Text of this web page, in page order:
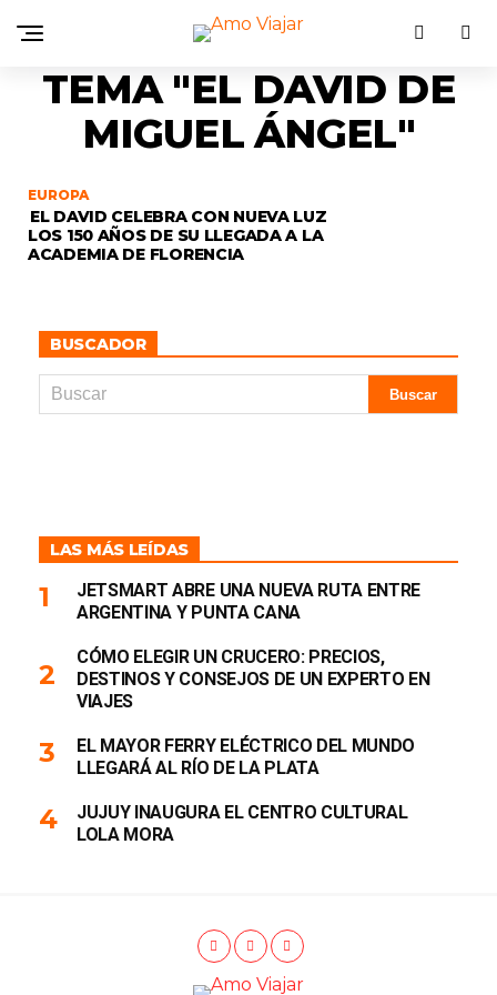
TEMA "EL DAVID DE
MIGUEL ÁNGEL"
EUROPA
EL DAVID CELEBRA CON NUEVA LUZ
LOS 150 AÑOS DE SU LLEGADA A LA
ACADEMIA DE FLORENCIA
BUSCADOR
LAS MÁS LEÍDAS
JETSMART ABRE UNA NUEVA RUTA ENTRE
ARGENTINA Y PUNTA CANA
CÓMO ELEGIR UN CRUCERO: PRECIOS,
DESTINOS Y CONSEJOS DE UN EXPERTO EN
VIAJES
EL MAYOR FERRY ELÉCTRICO DEL MUNDO
LLEGARÁ AL RÍO DE LA PLATA
JUJUY INAUGURA EL CENTRO CULTURAL
LOLA MORA